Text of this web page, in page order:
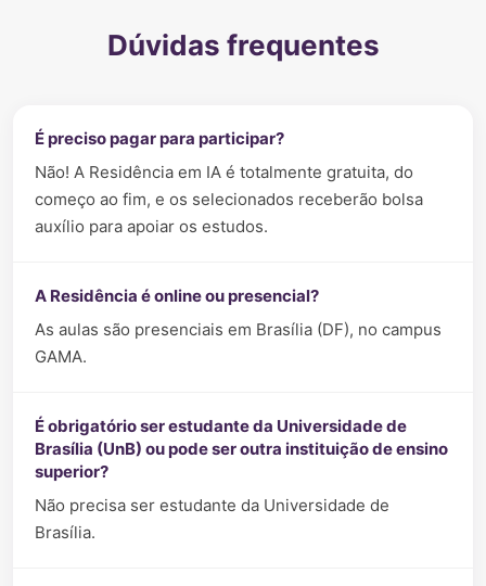
Dúvidas frequentes
É preciso pagar para participar?
Não! A Residência em IA é totalmente gratuita, do
começo ao fim, e os selecionados receberão bolsa
auxílio para apoiar os estudos.
A Residência é online ou presencial?
As aulas são presenciais em Brasília (DF), no campus
GAMA.
É obrigatório ser estudante da Universidade de
Brasília (UnB) ou pode ser outra instituição de ensino
superior?
Não precisa ser estudante da Universidade de
Brasília.